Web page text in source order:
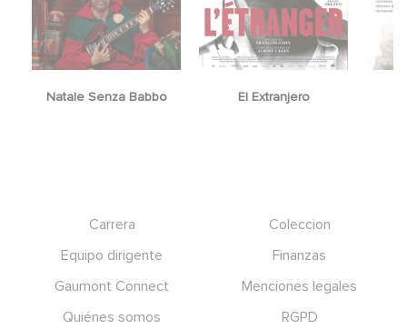
Natale Senza Babbo El Extranjero
Carrera
Coleccion
Equipo dirigente
Finanzas
Gaumont Connect
Menciones legales
Quiénes somos
RGPD